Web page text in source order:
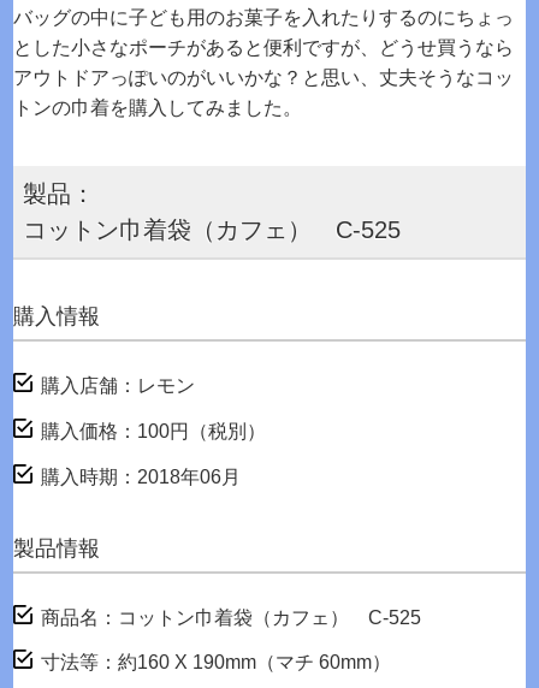
バッグの中に子ども用のお菓子を入れたりするのにちょっ
とした小さなポーチがあると便利ですが、どうせ買うなら
アウトドアっぽいのがいいかな？と思い、丈夫そうなコッ
トンの巾着を購入してみました。
製品：
コットン巾着袋（カフェ） C-525
購入情報
購入店舗：レモン
購入価格：100円（税別）
購入時期：2018年06月
製品情報
商品名：コットン巾着袋（カフェ） C-525
寸法等：約160 X 190mm（マチ 60mm）